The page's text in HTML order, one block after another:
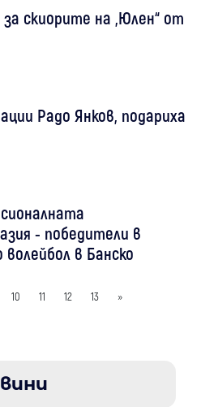
скиорите на „Юлен“ от
Радо Янков, подариха
- победители в
в Банско
10 11 12 13 »